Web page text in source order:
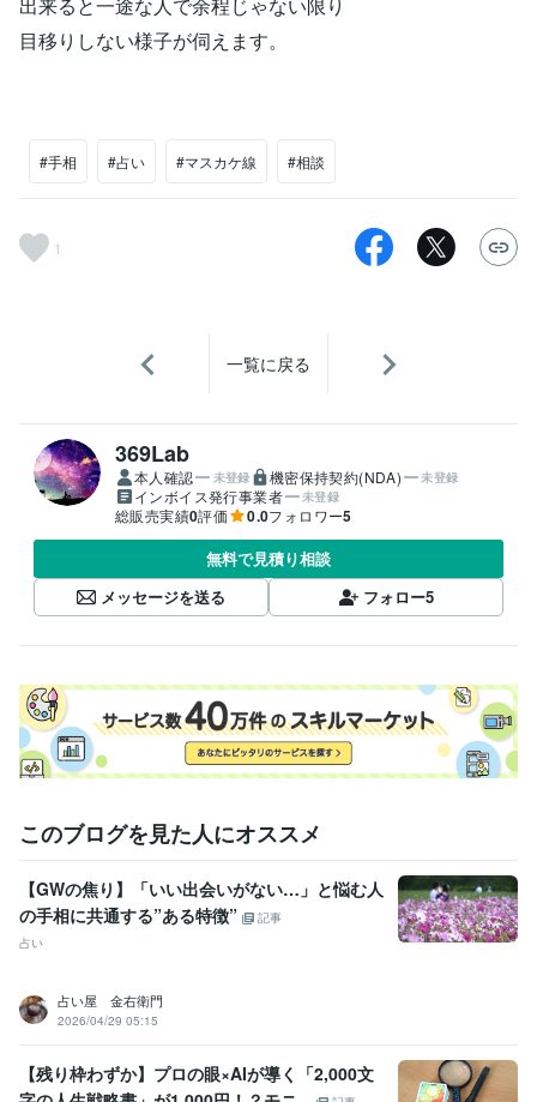
出来ると一途な人で余程じゃない限り
目移りしない様子が伺えます。
#手相 #占い #マスカケ線 #相談
1
一覧に戻る
369Lab
本人確認 未登録 機密保持契約(NDA) 未登録
インボイス発行事業者 未登録
総販売実績0評価 0.0フォロワー5
無料で見積り相談
メッセージを送る
フォロー5
このブログを見た人にオススメ
【GWの焦り】「いい出会いがない…」と悩む人
の手相に共通する”ある特徴”
記事
占い
占い屋 金右衛門
2026/04/29 05:15
【残り枠わずか】プロの眼×AIが導く「2,000文